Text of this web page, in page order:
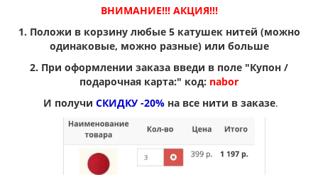
ВНИМАНИЕ!!! АКЦИЯ!!!
1. Положи в корзину любые 5 катушек нитей (можно
одинаковые, можно разные) или больше
2. При оформлении заказа введи в поле "Купон /
подарочная карта:" код: nabor
И получи СКИДКУ -20%на все нити в заказе.